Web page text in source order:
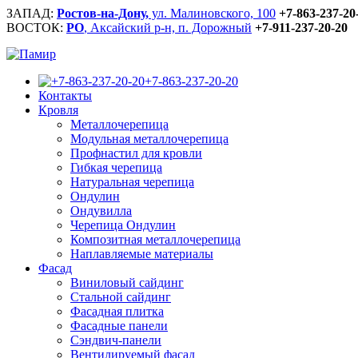
ЗАПАД: Ростов-на-Дону, ул. Малиновского, 100 +7-863-237-
ВОСТОК: РО, Аксайский р-н, п. Дорожный +7-911-237-20-20
+7-863-237-20-20
Контакты
Кровля
Металлочерепица
Модульная металлочерепица
Профнастил для кровли
Гибкая черепица
Натуральная черепица
Ондулин
Ондувилла
Черепица Ондулин
Композитная металлочерепица
Наплавляемые материалы
Фасад
Виниловый сайдинг
Стальной сайдинг
Фасадная плитка
Фасадные панели
Сэндвич-панели
Вентилируемый фасад